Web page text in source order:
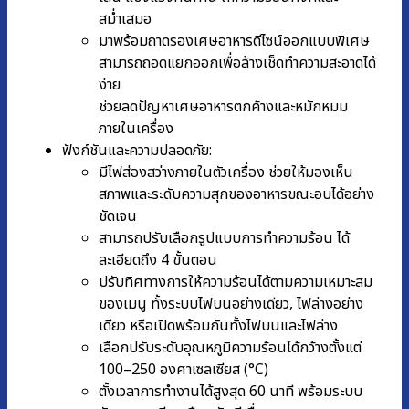
สม่ำเสมอ
มาพร้อมถาดรองเศษอาหารดีไซน์ออกแบบพิเศษ
สามารถถอดแยกออกเพื่อล้างเช็ดทำความสะอาดได้
ง่าย
ช่วยลดปัญหาเศษอาหารตกค้างและหมักหมม
ภายในเครื่อง
ฟังก์ชันและความปลอดภัย:
มีไฟส่องสว่างภายในตัวเครื่อง ช่วยให้มองเห็น
สภาพและระดับความสุกของอาหารขณะอบได้อย่าง
ชัดเจน
สามารถปรับเลือกรูปแบบการทำความร้อน ได้
ละเอียดถึง 4 ขั้นตอน
ปรับทิศทางการให้ความร้อนได้ตามความเหมาะสม
ของเมนู ทั้งระบบไฟบนอย่างเดียว, ไฟล่างอย่าง
เดียว หรือเปิดพร้อมกันทั้งไฟบนและไฟล่าง
เลือกปรับระดับอุณหภูมิความร้อนได้กว้างตั้งแต่
100–250 องศาเซลเซียส (°C)
ตั้งเวลาการทำงานได้สูงสุด 60 นาที พร้อมระบบ